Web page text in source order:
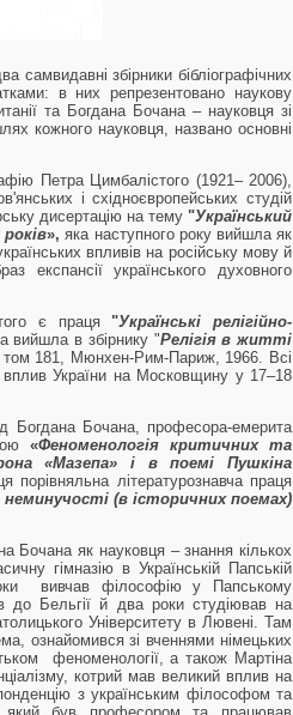
збірники бібліографічних
в них репрезентовано наукову
та Богдана Бочана – науковця зі
кожного науковця, названо основні
Петра Цимбалістого (1921– 2006),
і східноєвропейських студій
дисертацію на тему "Український
», яка наступного року вийшла як
впливів на російську мову й
експансії українського духовного
є праця "Українські релігійно-
вийшла в збірнику "Релігія в житті
181, Мюнхен-Рим-Париж, 1966. Всі
вплив України на Московщину у 17–18
Богдана Бочана, професора-емерита
«Феноменологія критичних та
«Мазепа» і в поемі Пушкіна
літературознавча праця
(в історичних поемах)
як науковця – знання кількох
гімназію в Українській Папській
вивчав філософію у Папському
до Бельгії й два роки студіював на
Університету в Лювені. Там
ознайомився зі вченнями німецьких
феноменології, а також Мартіна
котрий мав великий вплив на
з українським філософом та